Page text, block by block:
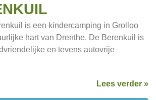
is een kindercamping in Grolloo
hart van Drenthe. De Berenkuil is
en tevens autovrije
Lees verder »